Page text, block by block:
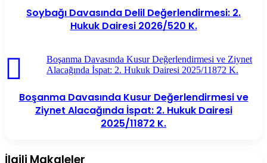
Soybağı Davasında Delil Değerlendirmesi: 2.
Hukuk Dairesi 2026/520 K.
Boşanma Davasında Kusur Değerlendirmesi ve Ziynet
Alacağında İspat: 2. Hukuk Dairesi 2025/11872 K.
Boşanma Davasında Kusur Değerlendirmesi ve
Ziynet Alacağında İspat: 2. Hukuk Dairesi
2025/11872 K.
İlgili Makaleler